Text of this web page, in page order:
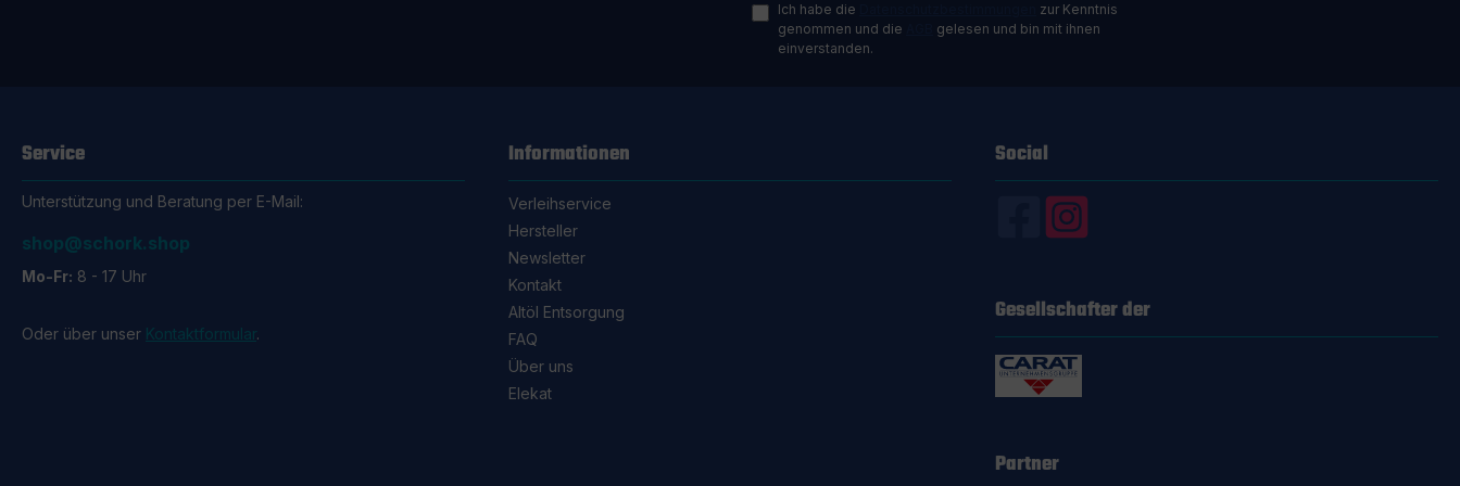
Ich habe die
zur Kenntnis
genommen und die
gelesen und bin mit ihnen
einverstanden.
Service
Unterstützung und Beratung per E-Mail:
shop@schork.shop
Mo-Fr: 8 - 17 Uhr
Oder über unser Kontaktformular.
Informationen
Verleihservice
Hersteller
Newsletter
Kontakt
Altöl Entsorgung
FAQ
Über uns
Elekat
Social
Gesellschafter der
Partner